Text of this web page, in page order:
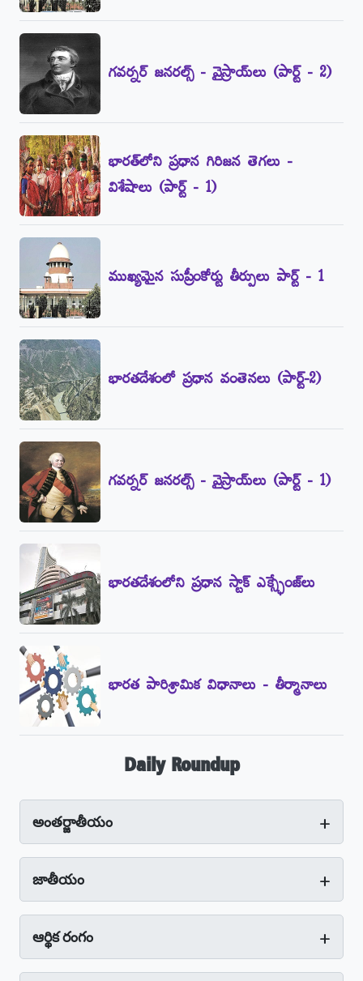
గవర్నర్‌ జనరల్స్‌ - వైస్రాయ్‌లు (పార్ట్‌ - 2)
భారత్‌లోని ప్రధాన గిరిజన తెగలు -
విశేషాలు (పార్ట్‌ - 1)
ముఖ్యమైన సుప్రీంకోర్టు తీర్పులు పార్ట్‌ - 1
భారతదేశంలో ప్రధాన వంతెనలు (పార్ట్‌-2)
గవర్నర్‌ జనరల్స్‌ - వైస్రాయ్‌లు (పార్ట్‌ - 1)
భారతదేశంలోని ప్రధాన స్టాక్‌ ఎక్స్ఛేంజ్‌లు
భారత పారిశ్రామిక విధానాలు - తీర్మానాలు
Daily Roundup
అంతర్జాతీయం +
జాతీయం +
ఆర్థిక రంగం +